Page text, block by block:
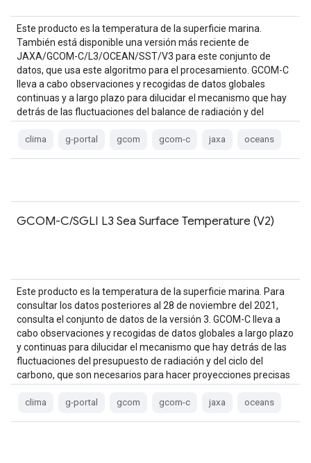
Este producto es la temperatura de la superficie marina.
También está disponible una versión más reciente de
JAXA/GCOM-C/L3/OCEAN/SST/V3 para este conjunto de
datos, que usa este algoritmo para el procesamiento. GCOM-C
lleva a cabo observaciones y recogidas de datos globales
continuas y a largo plazo para dilucidar el mecanismo que hay
detrás de las fluctuaciones del balance de radiación y del
clima g-portal gcom gcom-c jaxa oceans
GCOM-C/SGLI L3 Sea Surface Temperature (V2)
Este producto es la temperatura de la superficie marina. Para
consultar los datos posteriores al 28 de noviembre del 2021,
consulta el conjunto de datos de la versión 3. GCOM-C lleva a
cabo observaciones y recogidas de datos globales a largo plazo
y continuas para dilucidar el mecanismo que hay detrás de las
fluctuaciones del presupuesto de radiación y del ciclo del
carbono, que son necesarios para hacer proyecciones precisas
clima g-portal gcom gcom-c jaxa oceans